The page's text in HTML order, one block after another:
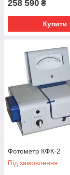
258 590 ₴
Купити
Фотометр КФК-2
Під замовлення